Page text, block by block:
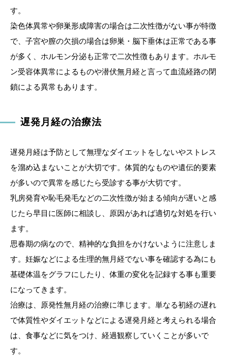
す。
染色体異常や卵巣形成障害の場合は二次性徴がない事が特徴
で、子宮や膣の欠損の場合は卵巣・脳下垂体は正常である事
が多く、ホルモン分泌も正常で二次性徴もあります。ホルモ
ン受容体異常によるものや潜伏無月経と言って血流経路の閉
鎖による異常もあります。
遅発月経の治療法
遅発月経は予防として無理なダイエットをしないやストレス
を溜め込まないことが大切です。体質的なものや遺伝的要素
が多いので異常を感じたら受診する事が大切です。
乳房発育や恥毛発毛などの二次性徴が始まる傾向が遅いと感
じたら早目に医師に相談し、原因があれば適切な対処を行い
ます。
思春期の病なので、精神的な負担をかけないように注意しま
す。妊娠などによる生理的無月経でない事を確認する為にも
基礎体温をグラフにしたり、体重の変化を記録する事も重要
になってきます。
治療は、原発性無月経の治療に準じます。単なる初経の遅れ
で体質性やダイエットなどによる遅発月経と考えられる場合
は、食事などに気をつけ、経過観察していくことが多いで
す。